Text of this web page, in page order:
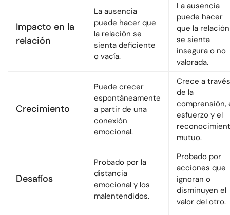
Impacto en la
relación
La ausencia
puede hacer que
la relación se
sienta deficiente
o vacía.
La ausencia
puede hacer
que la relación
se sienta
insegura o no
valorada.
Crecimiento
Puede crecer
espontáneamente
a partir de una
conexión
emocional.
Crece a través
de la
comprensión,
esfuerzo y el
mutuo.
Desafíos
Probado por la
distancia
emocional y los
malentendidos.
Probado por
acciones que
ignoran o
disminuyen el
valor del otro.